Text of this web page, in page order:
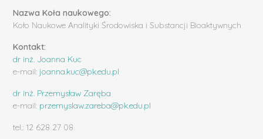
Nazwa Koła naukowego:
Koło Naukowe Analityki Środowiska i Substancji Bioaktywnych
Kontakt:
dr inż. Joanna Kuc
e-mail: joanna.kuc@pk.edu.pl
dr inż. Przemysław Zaręba
e-mail: przemyslaw.zareba@pk.edu.pl
tel.: 12 628 27 08